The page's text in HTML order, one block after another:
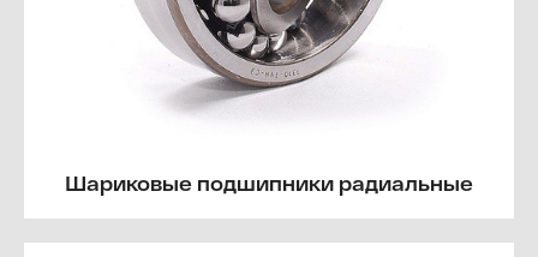
Шариковые подшипники радиальные